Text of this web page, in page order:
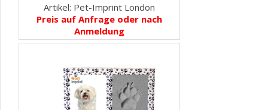
Artikel: Pet-Imprint London
Preis auf Anfrage oder nach
Anmeldung